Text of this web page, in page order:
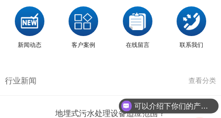
新闻动态 客户案例 在线留言 联系我们
行业新闻 查看分类
地埋式污水处理设备适应范围？
可以介绍下你们的产品么